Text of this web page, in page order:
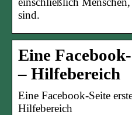
sind.
Eine
– Hilfebereich
Eine Facebook-Seite
Hilfebereich